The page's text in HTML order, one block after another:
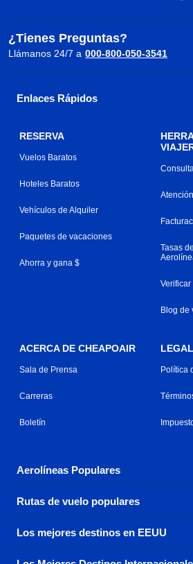
¿Tienes Preguntas?
Llámanos 24/7 a 000-800-050-3541
Enlaces Rápidos
RESERVA
Vuelos Baratos
Hoteles Baratos
Vehículos de Alquiler
Paquetes de vacaciones
Ahorra y gana $
Tasas
Blog de
ACERCA DE CHEAPOAIR
Sala de Prensa
Carreras
Boletín
LEGAL
Política
Aerolíneas Populares
Explora nuestras opciones de
aerolínea, con más de 500 opciones
Aeromexico
Rutas de vuelo populares
Reserva una de nuestras rutas de
con tres sencillos clics.
Los mejores destinos en EEUU